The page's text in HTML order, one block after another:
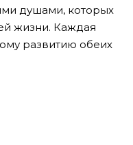
душами, которых
жизни. Каждая
развитию обеих